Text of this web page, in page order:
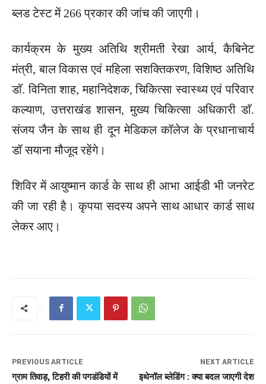
ब्लड टेस्ट में 266 प्रकार की जांच की जाएगी।
कार्यक्रम के मुख्य अतिथि श्रीमती रेखा आर्य, कैबिनेट
मंत्री, बाल विकास एवं महिला सशक्तिकरण, विशिष्ठ अतिथि
डाॅ. विनिता शाह, महानिदेशक, चिकित्सा स्वास्थ्य एवं परिवार
कल्याण, उत्तराखंड शासन, मुख्य चिकित्सा अधिकारी डाॅ.
संजय जैन के साथ ही दून मेडिकल कॉलेज के प्रधानाचार्य
डॉ सयाना मौजूद रहेंगे।
शिविर में आयुष्मान कार्ड के साथ ही आभा आईडी भी जनरेट
की जा रही है। कृपया सदस्य अपने साथ आधार कार्ड साथ
लेकर आए।
PREVIOUS ARTICLE
ग्राम तिवाड़, टिहरी की पगडंडियों में
NEXT ARTICLE
इथेनॉल ब्लेडिंग : क्या बदल जाएगी देश